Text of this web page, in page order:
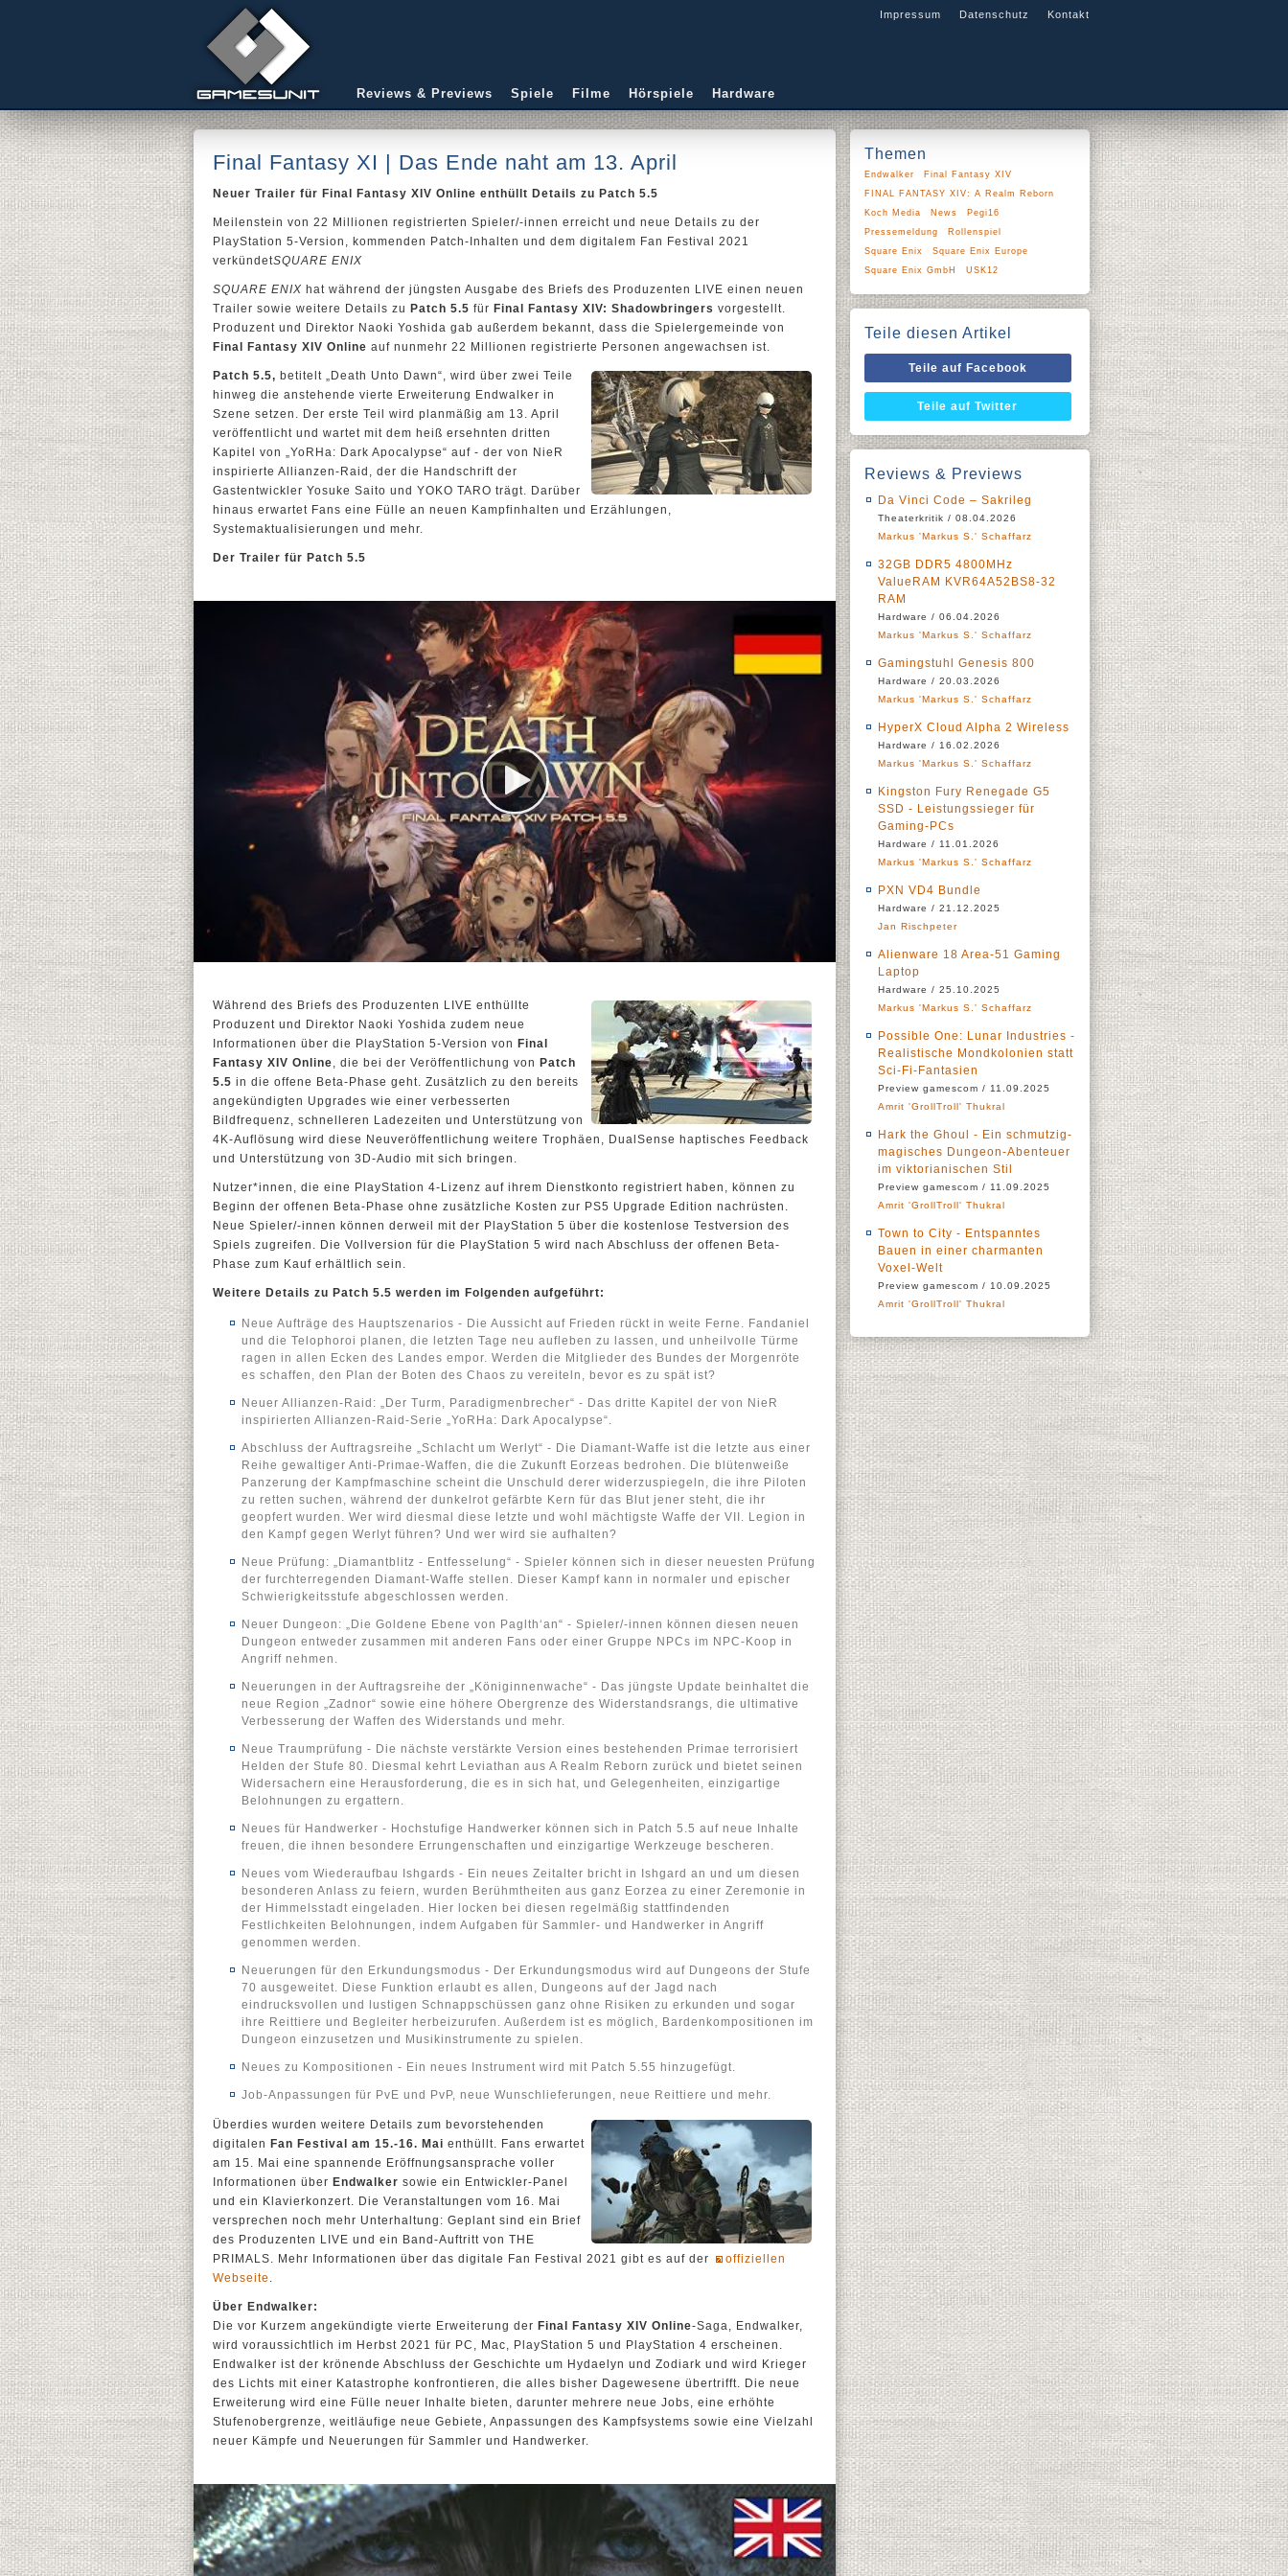
Impressum Datenschutz Kontakt
Reviews & Previews Spiele Filme Hörspiele Hardware
Final Fantasy XI | Das Ende naht am 13. April
Neuer Trailer für Final Fantasy XIV Online enthüllt Details zu Patch 5.5
Meilenstein von 22 Millionen registrierten Spieler/-innen erreicht und neue Details zu der
PlayStation 5-Version, kommenden Patch-Inhalten und dem digitalem Fan Festival 2021
verkündetSQUARE ENIX
SQUARE ENIX hat während der jüngsten Ausgabe des Briefs des Produzenten LIVE einen neuen
Trailer sowie weitere Details zu Patch 5.5 für Final Fantasy XIV: Shadowbringers vorgestellt.
Produzent und Direktor Naoki Yoshida gab außerdem bekannt, dass die Spielergemeinde von
Final Fantasy XIV Online auf nunmehr 22 Millionen registrierte Personen angewachsen ist.
Patch 5.5, betitelt „Death Unto Dawn“, wird über zwei Teile
hinweg die anstehende vierte Erweiterung Endwalker in
Szene setzen. Der erste Teil wird planmäßig am 13. April
veröffentlicht und wartet mit dem heiß ersehnten dritten
Kapitel von „YoRHa: Dark Apocalypse“ auf - der von NieR
inspirierte Allianzen-Raid, der die Handschrift der
Gastentwickler Yosuke Saito und YOKO TARO trägt. Darüber
hinaus erwartet Fans eine Fülle an neuen Kampfinhalten und Erzählungen,
Systemaktualisierungen und mehr.
Der Trailer für Patch 5.5
Während des Briefs des Produzenten LIVE enthüllte
Produzent und Direktor Naoki Yoshida zudem neue
Informationen über die PlayStation 5-Version von Final
Fantasy XIV Online, die bei der Veröffentlichung von Patch
5.5 in die offene Beta-Phase geht. Zusätzlich zu den bereits
angekündigten Upgrades wie einer verbesserten
Bildfrequenz, schnelleren Ladezeiten und Unterstützung von
4K-Auflösung wird diese Neuveröffentlichung weitere Trophäen, DualSense haptisches Feedback
und Unterstützung von 3D-Audio mit sich bringen.
Nutzer*innen, die eine PlayStation 4-Lizenz auf ihrem Dienstkonto registriert haben, können zu
Beginn der offenen Beta-Phase ohne zusätzliche Kosten zur PS5 Upgrade Edition nachrüsten.
Neue Spieler/-innen können derweil mit der PlayStation 5 über die kostenlose Testversion des
Spiels zugreifen. Die Vollversion für die PlayStation 5 wird nach Abschluss der offenen Beta-
Phase zum Kauf erhältlich sein.
Weitere Details zu Patch 5.5 werden im Folgenden aufgeführt:
Neue Aufträge des Hauptszenarios - Die Aussicht auf Frieden rückt in weite Ferne. Fandaniel
und die Telophoroi planen, die letzten Tage neu aufleben zu lassen, und unheilvolle Türme
ragen in allen Ecken des Landes empor. Werden die Mitglieder des Bundes der Morgenröte
es schaffen, den Plan der Boten des Chaos zu vereiteln, bevor es zu spät ist?
Neuer Allianzen-Raid: „Der Turm, Paradigmenbrecher“ - Das dritte Kapitel der von NieR
inspirierten Allianzen-Raid-Serie „YoRHa: Dark Apocalypse“.
Abschluss der Auftragsreihe „Schlacht um Werlyt“ - Die Diamant-Waffe ist die letzte aus einer
Reihe gewaltiger Anti-Primae-Waffen, die die Zukunft Eorzeas bedrohen. Die blütenweiße
Panzerung der Kampfmaschine scheint die Unschuld derer widerzuspiegeln, die ihre Piloten
zu retten suchen, während der dunkelrot gefärbte Kern für das Blut jener steht, die ihr
geopfert wurden. Wer wird diesmal diese letzte und wohl mächtigste Waffe der VII. Legion in
den Kampf gegen Werlyt führen? Und wer wird sie aufhalten?
Neue Prüfung: „Diamantblitz - Entfesselung“ - Spieler können sich in dieser neuesten Prüfung
der furchterregenden Diamant-Waffe stellen. Dieser Kampf kann in normaler und epischer
Schwierigkeitsstufe abgeschlossen werden.
Neuer Dungeon: „Die Goldene Ebene von Paglth‘an“ - Spieler/-innen können diesen neuen
Dungeon entweder zusammen mit anderen Fans oder einer Gruppe NPCs im NPC-Koop in
Angriff nehmen.
Neuerungen in der Auftragsreihe der „Königinnenwache“ - Das jüngste Update beinhaltet die
neue Region „Zadnor“ sowie eine höhere Obergrenze des Widerstandsrangs, die ultimative
Verbesserung der Waffen des Widerstands und mehr.
Neue Traumprüfung - Die nächste verstärkte Version eines bestehenden Primae terrorisiert
Helden der Stufe 80. Diesmal kehrt Leviathan aus A Realm Reborn zurück und bietet seinen
Widersachern eine Herausforderung, die es in sich hat, und Gelegenheiten, einzigartige
Belohnungen zu ergattern.
Neues für Handwerker - Hochstufige Handwerker können sich in Patch 5.5 auf neue Inhalte
freuen, die ihnen besondere Errungenschaften und einzigartige Werkzeuge bescheren.
Neues vom Wiederaufbau Ishgards - Ein neues Zeitalter bricht in Ishgard an und um diesen
besonderen Anlass zu feiern, wurden Berühmtheiten aus ganz Eorzea zu einer Zeremonie in
der Himmelsstadt eingeladen. Hier locken bei diesen regelmäßig stattfindenden
Festlichkeiten Belohnungen, indem Aufgaben für Sammler- und Handwerker in Angriff
genommen werden.
Neuerungen für den Erkundungsmodus - Der Erkundungsmodus wird auf Dungeons der Stufe
70 ausgeweitet. Diese Funktion erlaubt es allen, Dungeons auf der Jagd nach
eindrucksvollen und lustigen Schnappschüssen ganz ohne Risiken zu erkunden und sogar
ihre Reittiere und Begleiter herbeizurufen. Außerdem ist es möglich, Bardenkompositionen im
Dungeon einzusetzen und Musikinstrumente zu spielen.
Neues zu Kompositionen - Ein neues Instrument wird mit Patch 5.55 hinzugefügt.
Job-Anpassungen für PvE und PvP, neue Wunschlieferungen, neue Reittiere und mehr.
Überdies wurden weitere Details zum bevorstehenden
digitalen Fan Festival am 15.-16. Mai enthüllt. Fans erwartet
am 15. Mai eine spannende Eröffnungsansprache voller
Informationen über Endwalker sowie ein Entwickler-Panel
und ein Klavierkonzert. Die Veranstaltungen vom 16. Mai
versprechen noch mehr Unterhaltung: Geplant sind ein Brief
des Produzenten LIVE und ein Band-Auftritt von THE
PRIMALS. Mehr Informationen über das digitale Fan Festival 2021 gibt es auf der
offiziellen
Webseite .
Über Endwalker:
Die vor Kurzem angekündigte vierte Erweiterung der Final Fantasy XIV Online-Saga, Endwalker,
wird voraussichtlich im Herbst 2021 für PC, Mac, PlayStation 5 und PlayStation 4 erscheinen.
Endwalker ist der krönende Abschluss der Geschichte um Hydaelyn und Zodiark und wird Krieger
des Lichts mit einer Katastrophe konfrontieren, die alles bisher Dagewesene übertrifft. Die neue
Erweiterung wird eine Fülle neuer Inhalte bieten, darunter mehrere neue Jobs, eine erhöhte
Stufenobergrenze, weitläufige neue Gebiete, Anpassungen des Kampfsystems sowie eine Vielzahl
neuer Kämpfe und Neuerungen für Sammler und Handwerker.
Themen
Endwalker
Final Fantasy XIV
FINAL FANTASY XIV: A Realm Reborn
Koch Media
News
Pegi16
Pressemeldung
Rollenspiel
Square Enix
Square Enix Europe
Square Enix GmbH
USK12
Teile diesen Artikel
Teile auf Facebook
Teile auf Twitter
Reviews & Previews
Da Vinci Code – Sakrileg
Theaterkritik / 08.04.2026
Markus 'Markus S.' Schaffarz
32GB DDR5 4800MHz
ValueRAM KVR64A52BS8-32
RAM
Hardware / 06.04.2026
Markus 'Markus S.' Schaffarz
Gamingstuhl Genesis 800
Hardware / 20.03.2026
Markus 'Markus S.' Schaffarz
HyperX Cloud Alpha 2 Wireless
Hardware / 16.02.2026
Markus 'Markus S.' Schaffarz
Kingston Fury Renegade G5
SSD - Leistungssieger für
Gaming-PCs
Hardware / 11.01.2026
Markus 'Markus S.' Schaffarz
PXN VD4 Bundle
Hardware / 21.12.2025
Jan Rischpeter
Alienware 18 Area-51 Gaming
Laptop
Hardware / 25.10.2025
Markus 'Markus S.' Schaffarz
Possible One: Lunar Industries -
Realistische Mondkolonien statt
Sci-Fi-Fantasien
Preview gamescom / 11.09.2025
Amrit 'GrollTroll' Thukral
Hark the Ghoul - Ein schmutzig-
magisches Dungeon-Abenteuer
im viktorianischen Stil
Preview gamescom / 11.09.2025
Amrit 'GrollTroll' Thukral
Town to City - Entspanntes
Bauen in einer charmanten
Voxel-Welt
Preview gamescom / 10.09.2025
Amrit 'GrollTroll' Thukral